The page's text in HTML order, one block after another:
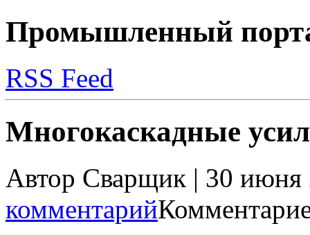
Промышленный
RSS Feed
Многокаскадные
Автор Сварщик | 30
комментарий